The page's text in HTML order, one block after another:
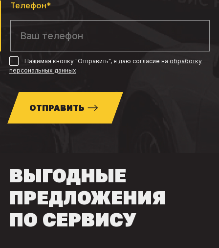
Телефон*
Нажимая кнопку "Отправить", я даю согласиена обработку
персональных данных
ОТПРАВИТЬ
ВЫГОДНЫЕ
ПРЕДЛОЖЕНИЯ
ПО СЕРВИСУ